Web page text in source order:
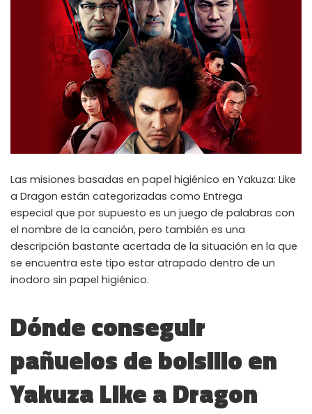
ALL PERKS — ZERO NOISE • 100% FREE
Las misiones basadas en papel higiénico en Yakuza: Like
a Dragon están categorizadas como Entrega
especial que por supuesto es un juego de palabras con
el nombre de la canción, pero también es una
descripción bastante acertada de la situación en la que
se encuentra este tipo estar atrapado dentro de un
inodoro sin papel higiénico.
Dónde conseguir
pañuelos de bolsillo en
Yakuza Like a Dragon